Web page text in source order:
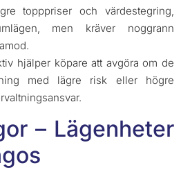
topppriser och värdestegring,
men kräver noggrann
hjälper köpare att avgöra om de
med lägre risk eller högre
– Lägenheter